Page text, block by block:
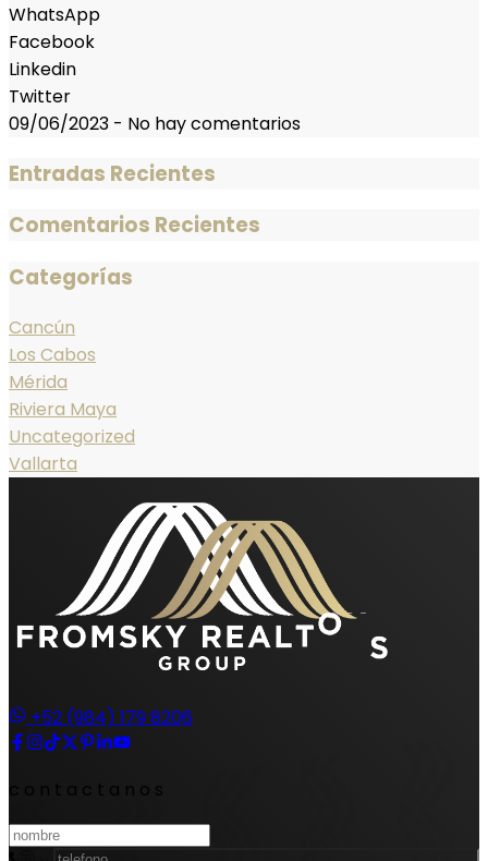
WhatsApp
Facebook
Linkedin
Twitter
09/06/2023 - No hay comentarios
Entradas Recientes
Comentarios Recientes
Categorías
Cancún
Los Cabos
Mérida
Riviera Maya
Uncategorized
Vallarta
+52 (984) 179 8206
contactanos